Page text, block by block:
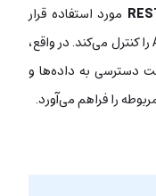
مورد استفاده قرار
می‌گیرد. cURL درخواست‌های مربوط به API را کنترل می‌کند. در واقع،
دسترسی به داده‌ها و
را فراهم می‌آورد.